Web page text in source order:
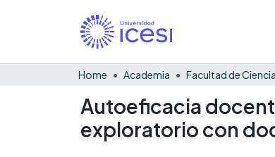
Home Academia Facultad de
Autoeficacia
exploratorio con